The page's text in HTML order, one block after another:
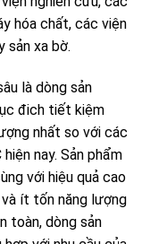
hóa chất, các viện
sản xa bờ.
là dòng sản
đich tiết kiệm
nhất so với các
nay. Sản phẩm
với hiệu quả cao
ít tốn năng lượng
toàn, dòng sản